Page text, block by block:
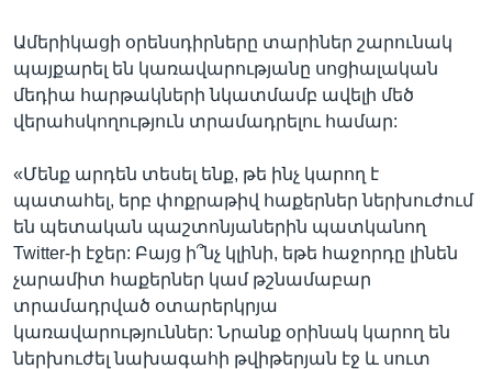
Ամերիկացի օրենսդիրները տարիներ շարունակ
պայքարել են կառավարությանը սոցիալական
մեդիա հարթակների նկատմամբ ավելի մեծ
վերահսկողություն տրամադրելու համար:
«Մենք արդեն տեսել ենք, թե ինչ կարող է
պատահել, երբ փոքրաթիվ հաքերներ ներխուժում
են պետական պաշտոնյաներին պատկանող
Twitter-ի էջեր: Բայց ի՞նչ կլինի, եթե հաջորդը լինեն
չարամիտ հաքերներ կամ թշնամաբար
տրամադրված օտարերկրյա
կառավարություններ: Նրանք օրինակ կարող են
ներխուժել նախագահի թվիթերյան էջ և սուտ